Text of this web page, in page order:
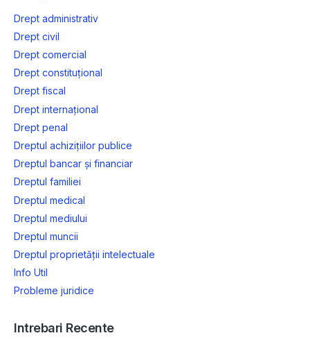
Drept administrativ
Drept civil
Drept comercial
Drept constituțional
Drept fiscal
Drept internațional
Drept penal
Dreptul achizițiilor publice
Dreptul bancar și financiar
Dreptul familiei
Dreptul medical
Dreptul mediului
Dreptul muncii
Dreptul proprietății intelectuale
Info Util
Probleme juridice
Intrebari Recente